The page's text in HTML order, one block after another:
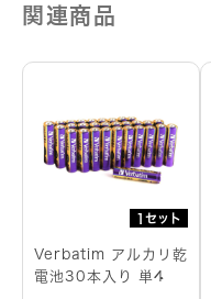
さ
ク
個
関連商品
1セット
Verbatim アルカリ乾
電池30本入り 単4